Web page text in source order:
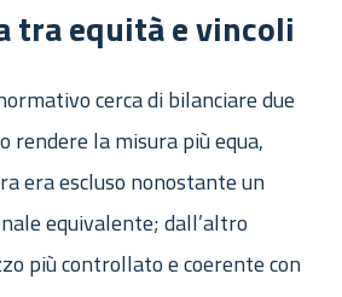
tra equità e vincoli
cerca di bilanciare due
rendere la misura più equa,
era escluso nonostante un
equivalente; dall’altro
più controllato e coerente con